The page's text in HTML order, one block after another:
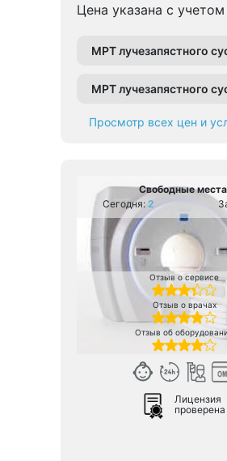
Цена указана с
МРТ лучезапястного
МРТ лучезапястного
Просмотр всех цен и
Свободные
Сегодня: 2
Отзыв о сервисе
Отзыв о врачах
Отзыв об
Лицензия
проверена